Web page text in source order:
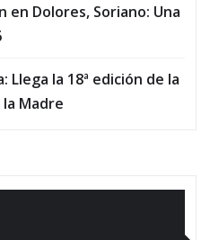
en Dolores, Soriano: Una
Llega la 18ª edición de la
la Madre